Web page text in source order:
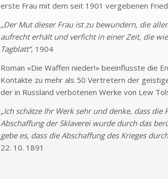
erste Frau mit dem seit 1901 vergebenen
„Der Mut dieser Frau ist zu bewundern, die
aufrecht erhält und verficht in einer Zeit, die
Tagblatt“, 1904
Roman «Die Waffen nieder!» beeinflusste die
Kontakte zu mehr als 50 Vertretern der
der in Russland verbotenen Werke von Lew
„Ich schätze Ihr Werk sehr und denke, dass
Abschaffung der Sklaverei wurde durch das
gebe es, dass die Abschaffung des Krieges
22. 10. 1891